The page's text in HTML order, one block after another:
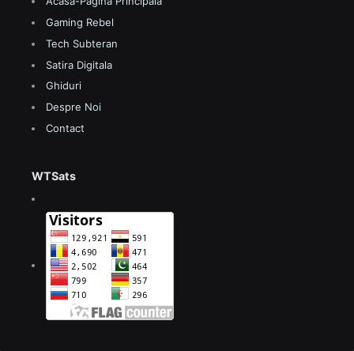
Gaming Rebel
Tech Subteran
Satira Digitala
Ghiduri
Despre Noi
Contact
WTSats